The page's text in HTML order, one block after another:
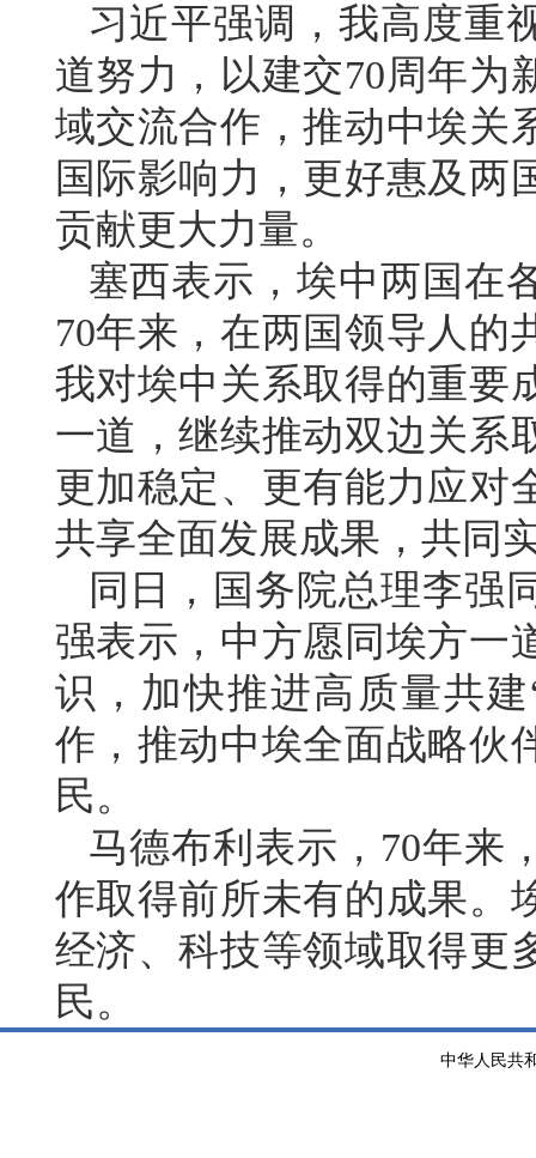
习近平强调，我高度重
道努力，以建交70周年为
域交流合作，推动中埃关
国际影响力，更好惠及两
贡献更大力量。
塞西表示，埃中两国在
70年来，在两国领导人的
我对埃中关系取得的重要
一道，继续推动双边关系
更加稳定、更有能力应对
共享全面发展成果，共同
同日，国务院总理李强
强表示，中方愿同埃方一
识，加快推进高质量共
作，推动中埃全面战略伙
民。
马德布利表示，70年来
作取得前所未有的成果。
经济、科技等领域取得更
民。
中华人民共